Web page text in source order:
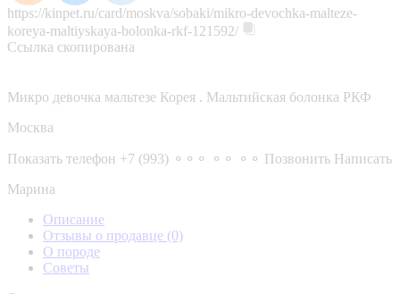
https://kinpet.ru/card/moskva/sobaki/mikro-devochka-malteze-
koreya-maltiyskaya-bolonka-rkf-121592/
Ссылка скопирована
Микро девочка мальтезе Корея . Мальтийская болонка РКФ
Москва
Показать телефон +7 (993) ⚬⚬⚬ ⚬⚬ ⚬⚬ Позвонить Написать
Марина
Описание
Отзывы о продавце (0)
О породе
Советы